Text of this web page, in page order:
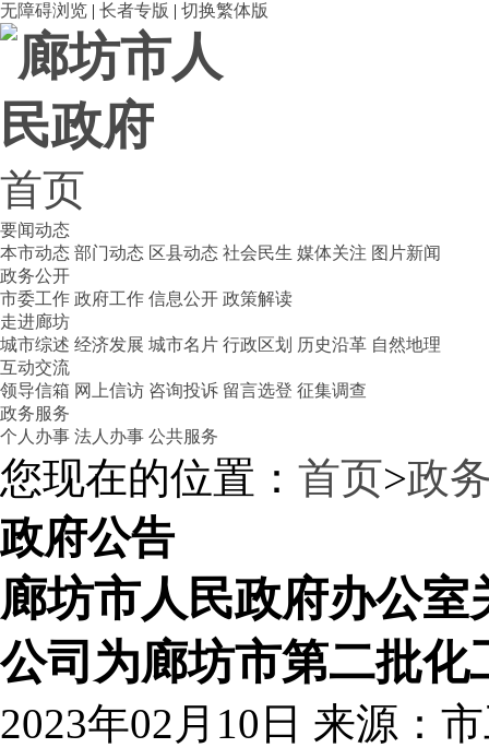
无障碍浏览 | 长者专版 | 切换繁体版
首页
要闻动态
本市动态 部门动态 区县动态 社会民生 媒体关注 图片新闻
政务公开
市委工作 政府工作 信息公开 政策解读
走进廊坊
城市综述 经济发展 城市名片 行政区划 历史沿革 自然地理
互动交流
领导信箱 网上信访 咨询投诉 留言选登 征集调查
政务服务
个人办事 法人办事 公共服务
您现在的位置： 首页>政
政府公告
廊坊市人民政府办公
公司为廊坊市第二批
2023年02月10日 来源：